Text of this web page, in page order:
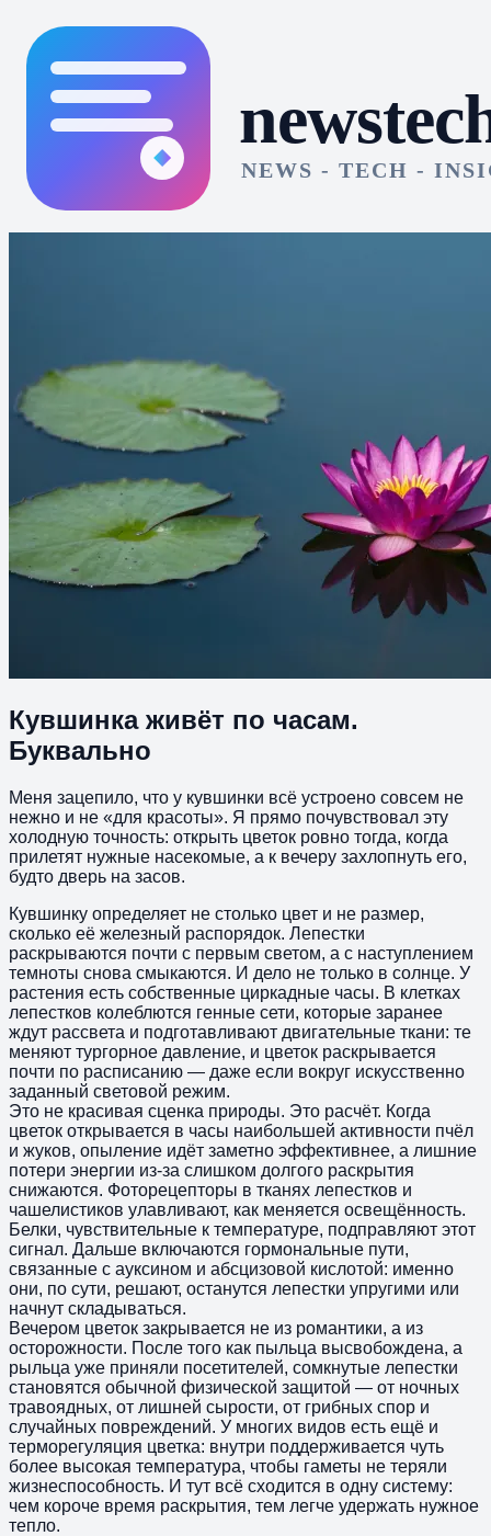
Кувшинка живёт по часам.
Буквально
Меня зацепило, что у кувшинки всё устроено совсем не
нежно и не «для красоты». Я прямо почувствовал эту
холодную точность: открыть цветок ровно тогда, когда
прилетят нужные насекомые, а к вечеру захлопнуть его,
будто дверь на засов.
Кувшинку определяет не столько цвет и не размер,
сколько её железный распорядок. Лепестки
раскрываются почти с первым светом, а с наступлением
темноты снова смыкаются. И дело не только в солнце. У
растения есть собственные циркадные часы. В клетках
лепестков колеблются генные сети, которые заранее
ждут рассвета и подготавливают двигательные ткани: те
меняют тургорное давление, и цветок раскрывается
почти по расписанию — даже если вокруг искусственно
заданный световой режим.
Это не красивая сценка природы. Это расчёт. Когда
цветок открывается в часы наибольшей активности пчёл
и жуков, опыление идёт заметно эффективнее, а лишние
потери энергии из-за слишком долгого раскрытия
снижаются. Фоторецепторы в тканях лепестков и
чашелистиков улавливают, как меняется освещённость.
Белки, чувствительные к температуре, подправляют этот
сигнал. Дальше включаются гормональные пути,
связанные с ауксином и абсцизовой кислотой: именно
они, по сути, решают, останутся лепестки упругими или
начнут складываться.
Вечером цветок закрывается не из романтики, а из
осторожности. После того как пыльца высвобождена, а
рыльца уже приняли посетителей, сомкнутые лепестки
становятся обычной физической защитой — от ночных
травоядных, от лишней сырости, от грибных спор и
случайных повреждений. У многих видов есть ещё и
терморегуляция цветка: внутри поддерживается чуть
более высокая температура, чтобы гаметы не теряли
жизнеспособность. И тут всё сходится в одну систему:
чем короче время раскрытия, тем легче удержать нужное
тепло.